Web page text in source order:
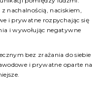
nachalnością, naciskiem,
i prywatne rozpychając się
i wywołując negatywne
bez zrażania do siebie
i prywatne oparte na